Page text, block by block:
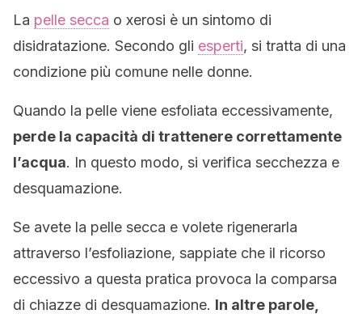
La pelle secca o xerosi è un sintomo di
disidratazione. Secondo gli esperti, si tratta di una
condizione più comune nelle donne.
Quando la pelle viene esfoliata eccessivamente,
perde la capacità di trattenere correttamente
l’acqua. In questo modo, si verifica secchezza e
desquamazione.
Se avete la pelle secca e volete rigenerarla
attraverso l’esfoliazione, sappiate che il ricorso
eccessivo a questa pratica provoca la comparsa
di chiazze di desquamazione. In altre parole,